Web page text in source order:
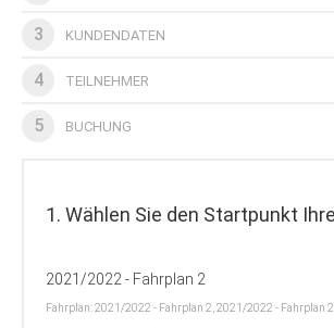
3 KUNDENDATEN
4 TEILNEHMER
5 BUCHUNG
1. Wählen Sie den Startpunkt
2021/2022 - Fahrplan 2
Fahrplan: 2021/2022 - Fahrplan 2, 2021/2022 - Fahrplan 2